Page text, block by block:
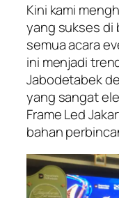
Kini kami
yang sukses di
semua acara
ini menjadi
Jabodetabek
yang sangat
Frame Led
bahan